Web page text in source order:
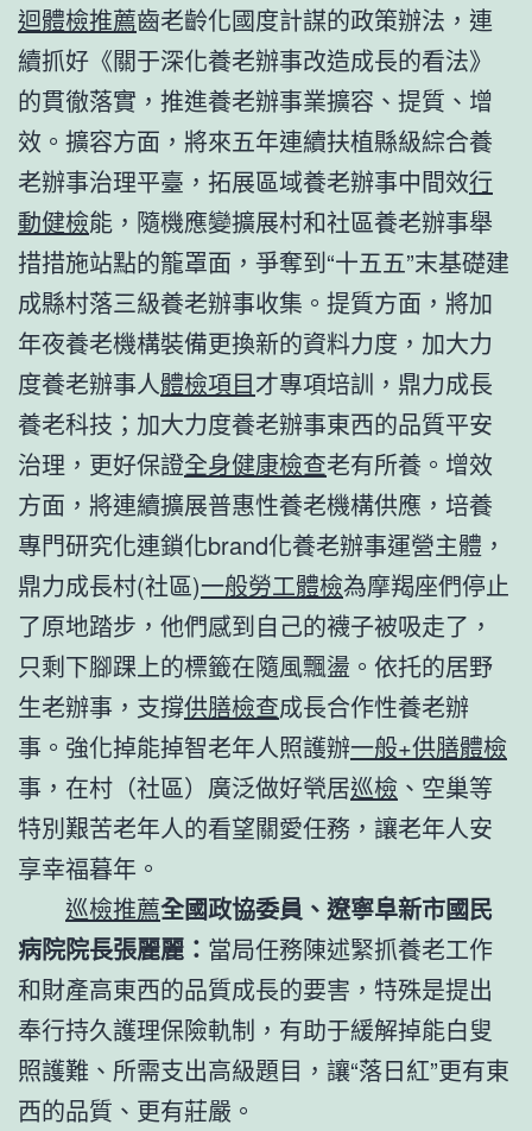
迴體檢推薦齒老齡化國度計謀的政策辦法，連
續抓好《關于深化養老辦事改造成長的看法》
的貫徹落實，推進養老辦事業擴容、提質、增
效。擴容方面，將來五年連續扶植縣級綜合養
老辦事治理平臺，拓展區域養老辦事中間效行
動健檢能，隨機應變擴展村和社區養老辦事舉
措措施站點的籠罩面，爭奪到“十五五”末基礎建
成縣村落三級養老辦事收集。提質方面，將加
年夜養老機構裝備更換新的資料力度，加大力
度養老辦事人體檢項目才專項培訓，鼎力成長
養老科技；加大力度養老辦事東西的品質平安
治理，更好保證全身健康檢查老有所養。增效
方面，將連續擴展普惠性養老機構供應，培養
專門研究化連鎖化brand化養老辦事運營主體，
鼎力成長村(社區)一般勞工體檢為摩羯座們停止
了原地踏步，他們感到自己的襪子被吸走了，
只剩下腳踝上的標籤在隨風飄盪。依托的居野
生老辦事，支撐供膳檢查成長合作性養老辦
事。強化掉能掉智老年人照護辦一般+供膳體檢
事，在村（社區） 廣泛做好煢居巡檢 、空巢等
特別艱苦老年人的看望關愛任務，讓老年人安
享幸福暮年。
巡檢推薦全國政協委員、遼寧阜新市國民
病院院長張麗麗： 當局任務陳述緊抓養老工作
和財產高東西的品質成長的要害，特殊是提出
奉行持久護理保險軌制，有助于緩解掉能白叟
照護難、所需支出高級題目，讓“落日紅”更有東
西的品質、更有莊嚴。